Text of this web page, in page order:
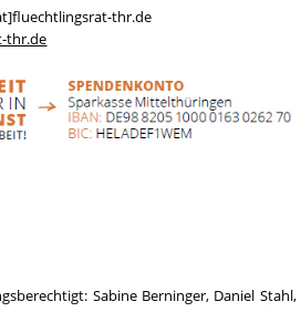
thr.de
thr.de
Sabine Berninger, Daniel Stahl,